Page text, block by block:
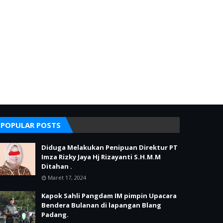
POPULAR POSTS
Diduga Melakukan Penipuan Direktur PT
Imza Rizky Jaya Hj Rizayanti S.H.M.M
Ditahan .
Maret 17, 2024
Kapok Sahli Pangdam IM pimpin Upacara
Bendera Bulanan di lapangan Blang
Padang.